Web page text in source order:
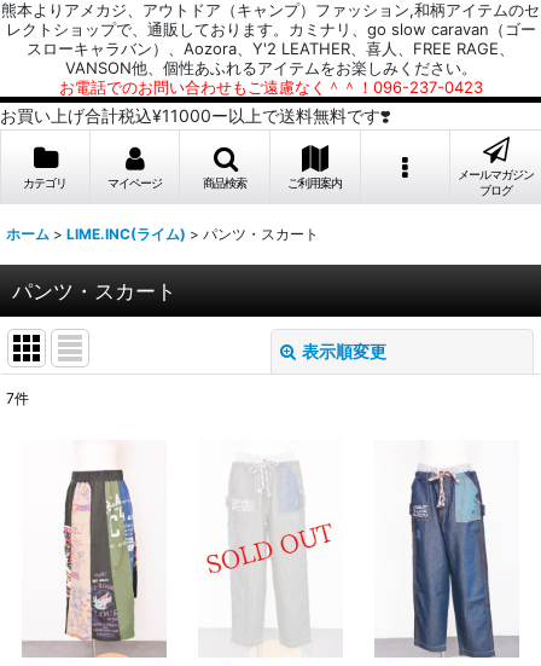
熊本よりアメカジ、アウトドア（キャンプ）ファッション,和柄アイテムのセ
レクトショップで、通販しております。カミナリ、go slow caravan（ゴー
スローキャラバン）、Aozora、Y'2 LEATHER、喜人、FREE RAGE、
VANSON他、個性あふれるアイテムをお楽しみください。
お電話でのお問い合わせもご遠慮なく＾＾！096-237-0423
お買い上げ合計税込¥11000ー以上で送料無料です❣️
カテゴリ マイページ 商品検索 ご利用案内
メールマガジン
ブログ
ホーム > LIME.INC(ライム) > パンツ・スカート
パンツ・スカート
表示順変更
並び順:
絞り込む
7件